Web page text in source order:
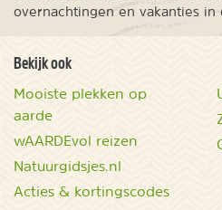
overnachtingen en vakanties in
Bekijk ook
Mooiste plekken op
aarde
wAARDEvol reizen
Natuurgidsjes.nl
Acties & kortingscodes